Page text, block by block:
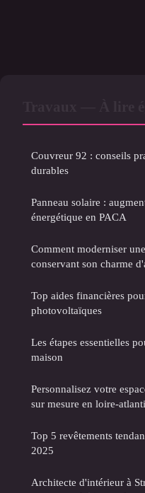
Couvreur 92 : conseils
durables
Panneau solaire :
énergétique en PACA
Comment moderniser
conservant son charme
Top aides financières
photovoltaïques
Les étapes essentielles
maison
Personnalisez votre
sur mesure en loire-
Top 5 revêtements
2025
Architecte d'intérieur à